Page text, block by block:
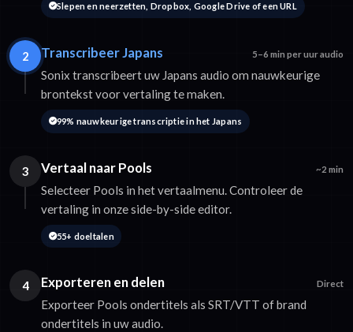
Slepen en neerzetten, Dropbox, Google Drive of een URL
2 Transcribeer Japans 5–6 min per uur audio
Sonix transcribeert uw Japans audio om nauwkeurige
brontekst voor vertaling te maken.
99% nauwkeurige transcriptie in het Japans
3 Vertaal naar Pools ~2 min
Selecteer Pools in het vertaalmenu. Controleer de
vertaling in onze side-by-side editor.
55+ doeltalen
4 Exporteren en delen Direct
Exporteer Pools ondertitels als SRT/VTT of brand
ondertitels in uw audio.